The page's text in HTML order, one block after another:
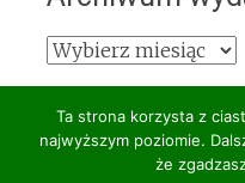
Archiwum
Ta strona korzysta z
najwyższym poziomie.
że